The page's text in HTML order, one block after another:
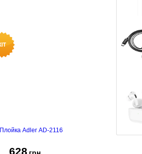
Плойка Adler AD-2116
628